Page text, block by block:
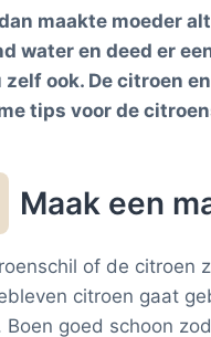
maakte moeder
water en deed er
ook. De citroen
tips voor de
Maak een
of de citroen
citroen gaat
Boen goed schoon